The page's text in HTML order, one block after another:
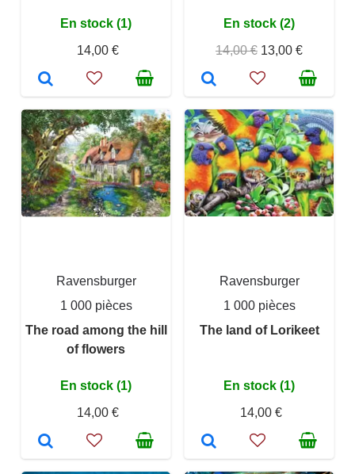
En stock (1)
14,00 €
En stock (2)
14,00 € 13,00 €
Ravensburger
1 000 pièces
The road among the hill
of flowers
En stock (1)
14,00 €
Ravensburger
1 000 pièces
The land of Lorikeet
En stock (1)
14,00 €